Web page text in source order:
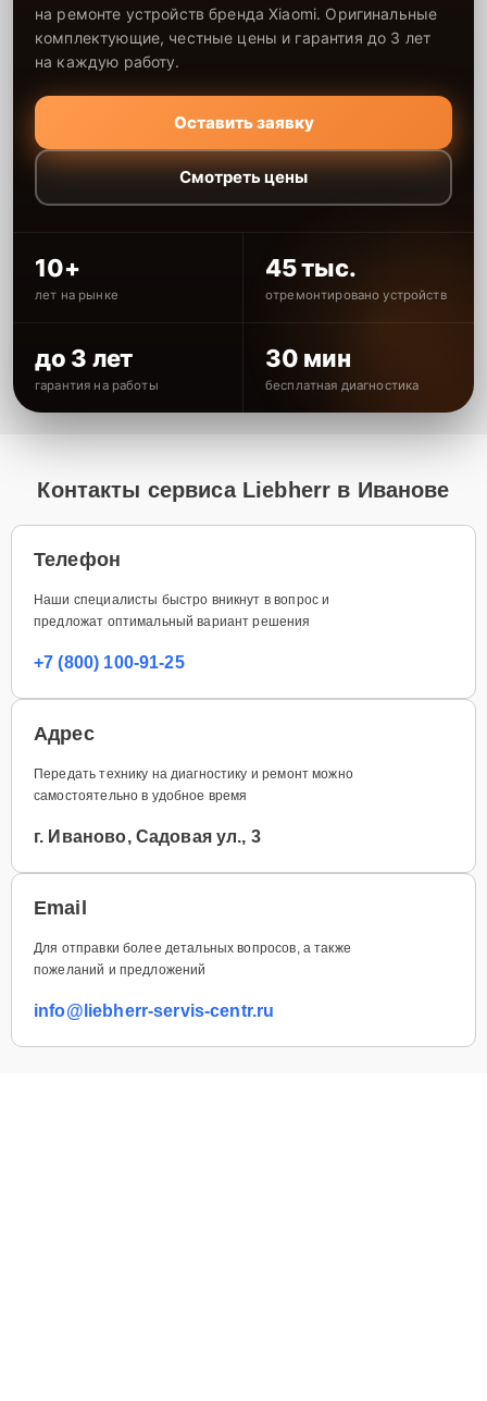
на ремонте устройств бренда Xiaomi. Оригинальные
комплектующие, честные цены и гарантия до 3 лет
на каждую работу.
Оставить заявку
Смотреть цены
10+
лет на рынке
45 тыс.
отремонтировано устройств
до 3 лет
гарантия на работы
30 мин
бесплатная диагностика
Контакты сервиса Liebherr в Иванове
Телефон
Наши специалисты быстро вникнут в вопрос и
предложат оптимальный вариант решения
+7 (800) 100-91-25
Адрес
Передать технику на диагностику и ремонт можно
самостоятельно в удобное время
г. Иваново, Садовая ул., 3
Email
Для отправки более детальных вопросов, а также
пожеланий и предложений
info@liebherr-servis-centr.ru